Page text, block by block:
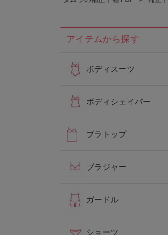
アイテムから探す
ボディスーツ
ボディシェイパー
ブラトップ
ブラジャー
ガードル
ショーツ